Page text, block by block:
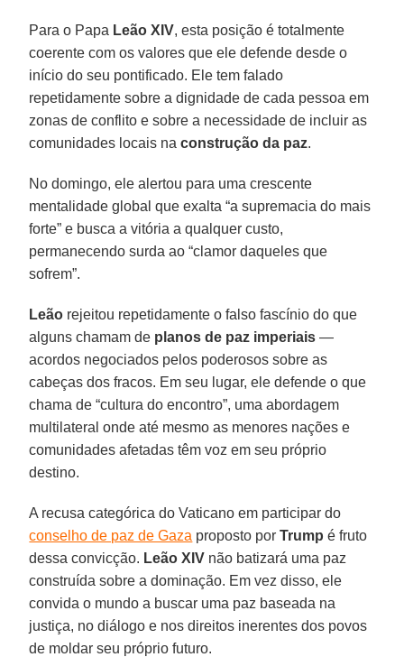
Para o Papa Leão XIV, esta posição é totalmente
coerente com os valores que ele defende desde o
início do seu pontificado. Ele tem falado
repetidamente sobre a dignidade de cada pessoa em
zonas de conflito e sobre a necessidade de incluir as
comunidades locais naconstrução da paz.
No domingo, ele alertou para uma crescente
mentalidade global que exalta “a supremacia do mais
forte” e busca a vitória a qualquer custo,
permanecendo surda ao “clamor daqueles que
sofrem”.
Leão rejeitou repetidamente o falso fascínio do que
alguns chamam de planos de paz imperiais —
acordos negociados pelos poderosos sobre as
cabeças dos fracos. Em seu lugar, ele defende o que
chama de “cultura do encontro”, uma abordagem
multilateral onde até mesmo as menores nações e
comunidades afetadas têm voz em seu próprio
destino.
A recusa categórica do Vaticano em participar do
conselho de paz de Gaza proposto porTrump é fruto
dessa convicção. Leão XIV não batizará uma paz
construída sobre a dominação. Em vez disso, ele
convida o mundo a buscar uma paz baseada na
justiça, no diálogo e nos direitos inerentes dos povos
de moldar seu próprio futuro.